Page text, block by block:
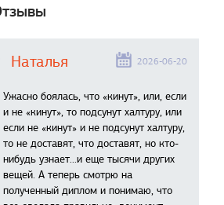
Наталья 2026-06-20
Ужасно боялась, что «кинут», или, если
и не «кинут», то подсунут халтуру, или
если не «кинут» и не подсунут халтуру,
то не доставят, что доставят, но кто-
нибудь узнает...и еще тысячи других
вещей. А теперь смотрю на
полученный диплом и понимаю, что